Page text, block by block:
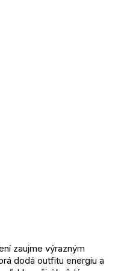
zaujme výrazným
dodá outfitu energiu a